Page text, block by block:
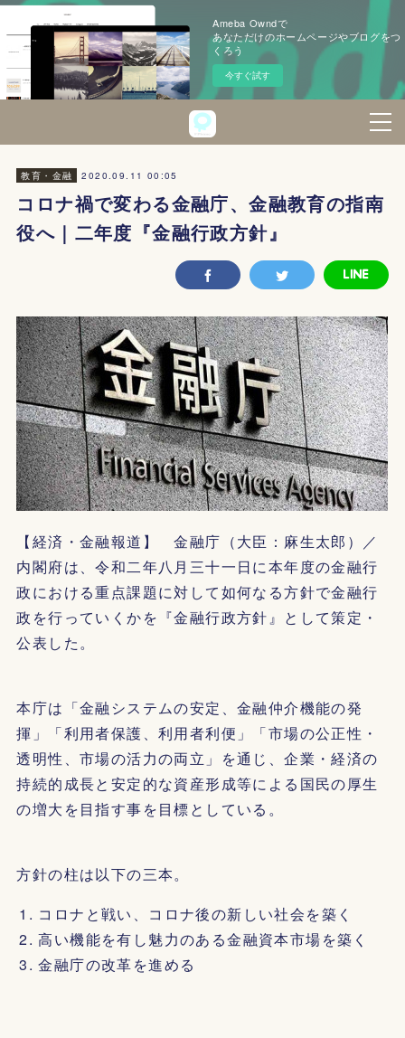
Ameba Owndで
あなただけのホームページやブログをつ
くろう
今すぐ試す
教育・金融 2020.09.11 00:05
コロナ禍で変わる金融庁、金融教育の指南
役へ｜二年度『金融行政方針』
【経済・金融報道】 金融庁（大臣：麻生太郎）／
内閣府は、令和二年八月三十一日に本年度の金融行
政における重点課題に対して如何なる方針で金融行
政を行っていくかを『金融行政方針』として策定・
公表した。
本庁は「金融システムの安定、金融仲介機能の発
揮」「利用者保護、利用者利便」「市場の公正性・
透明性、市場の活力の両立」を通じ、企業・経済の
持続的成長と安定的な資産形成等による国民の厚生
の増大を目指す事を目標としている。
方針の柱は以下の三本。
コロナと戦い、コロナ後の新しい社会を築く
高い機能を有し魅力のある金融資本市場を築く
金融庁の改革を進める